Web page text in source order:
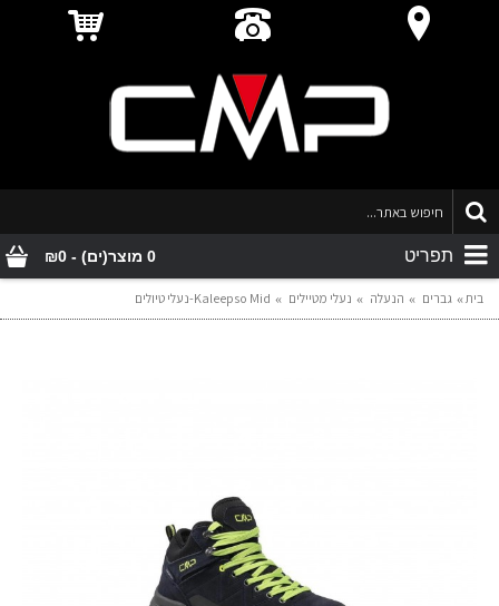
0 מוצר(ים) - ₪0 תפריט
בית גברים הנעלה נעלי מטיילים Kaleepso Mid-נעלי טיולים